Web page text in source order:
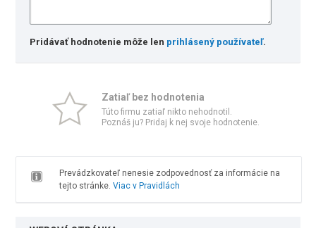
Pridávať hodnotenie môže len prihlásený používateľ.
Zatiaľ bez hodnotenia
Túto firmu zatiaľ nikto nehodnotil.
Poznáš ju? Pridaj k nej svoje hodnotenie.
Prevádzkovateľ nenesie zodpovednosť za informácie na
tejto stránke. Viac v Pravidlách